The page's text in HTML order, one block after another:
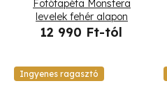
Fotótapéta Monstera
levelek fehér alapon
12 990 Ft-tól
Ingyenes ragasztó